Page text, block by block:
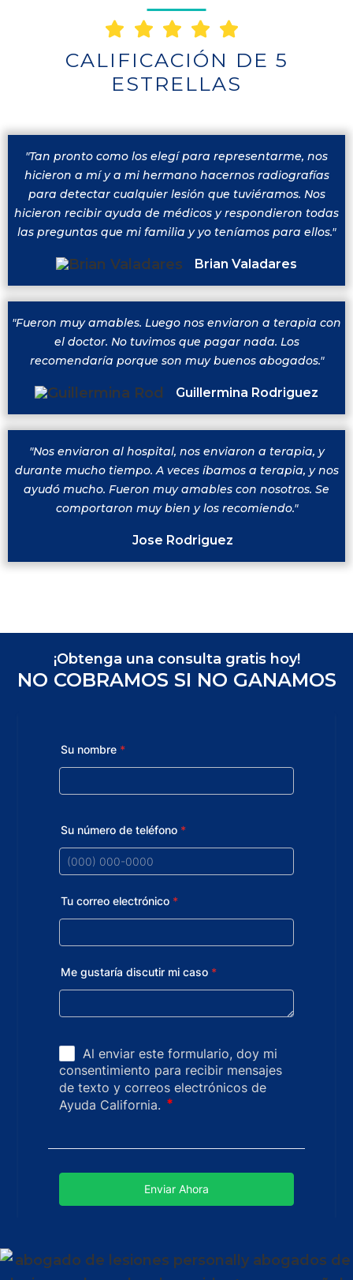
CALIFICACIÓN DE 5
ESTRELLAS
"Tan pronto como los elegí para representarme, nos
hicieron a mí y a mi hermano hacernos radiografías
para detectar cualquier lesión que tuviéramos. Nos
hicieron recibir ayuda de médicos y respondieron todas
las preguntas que mi familia y yo teníamos para ellos."
Brian Valadares
"Fueron muy amables. Luego nos enviaron a terapia con
el doctor. No tuvimos que pagar nada. Los
recomendaría porque son muy buenos abogados."
Guillermina Rodriguez
"Nos enviaron al hospital, nos enviaron a terapia, y
durante mucho tiempo. A veces íbamos a terapia, y nos
ayudó mucho. Fueron muy amables con nosotros. Se
comportaron muy bien y los recomiendo."
Jose Rodriguez
¡Obtenga una consulta gratis hoy!
NO COBRAMOS SI NO GANAMOS